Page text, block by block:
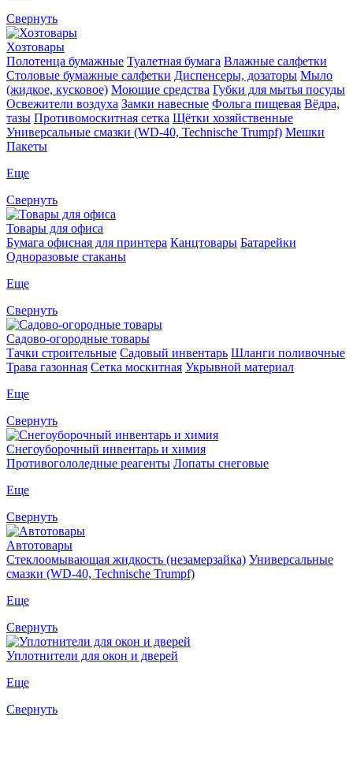
Свернуть
Хозтовары
Полотенца бумажные Туалетная бумага Влажные салфетки
Столовые бумажные салфетки Диспенсеры, дозаторы Мыло
(жидкое, кусковое) Моющие средства Губки для мытья посуды
Освежители воздуха Замки навесные Фольга пищевая Вёдра,
тазы Противомоскитная сетка Щётки хозяйственные
Универсальные смазки (WD-40, Technische Trumpf) Мешки
Пакеты
Еще
Свернуть
Товары для офиса
Бумага офисная для принтера Канцтовары Батарейки
Одноразовые стаканы
Еще
Свернуть
Садово-огородные товары
Тачки строительные Садовый инвентарь Шланги поливочные
Трава газонная Сетка москитная Укрывной материал
Еще
Свернуть
Снегоуборочный инвентарь и химия
Противогололедные реагенты Лопаты снеговые
Еще
Свернуть
Автотовары
Стеклоомывающая жидкость (незамерзайка) Универсальные
смазки (WD-40, Technische Trumpf)
Еще
Свернуть
Уплотнители для окон и дверей
Еще
Свернуть